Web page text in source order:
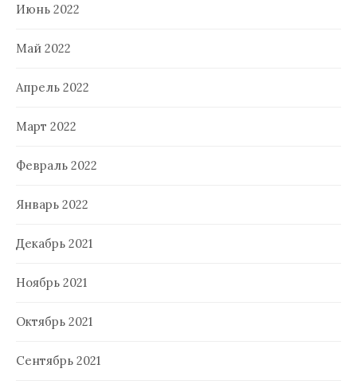
Июнь 2022
Май 2022
Апрель 2022
Март 2022
Февраль 2022
Январь 2022
Декабрь 2021
Ноябрь 2021
Октябрь 2021
Сентябрь 2021